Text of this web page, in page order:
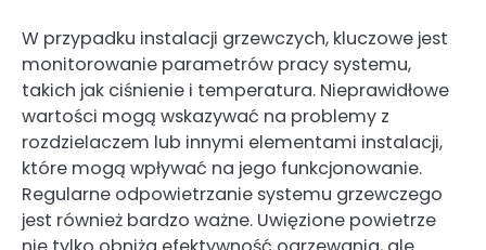
W przypadku instalacji grzewczych, kluczowe jest
monitorowanie parametrów pracy systemu,
takich jak ciśnienie i temperatura. Nieprawidłowe
wartości mogą wskazywać na problemy z
rozdzielaczem lub innymi elementami instalacji,
które mogą wpływać na jego funkcjonowanie.
Regularne odpowietrzanie systemu grzewczego
jest również bardzo ważne. Uwięzione powietrze